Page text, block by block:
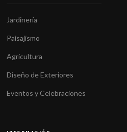
Jardinería
Paisajismo
Agricultura
Diseño de Exteriores
Eventos y Celebraciones